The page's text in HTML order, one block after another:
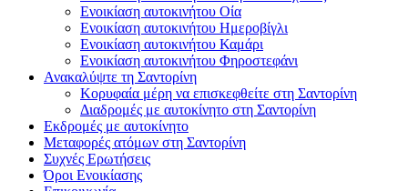
Ενοικίαση αυτοκινήτου Οία
Ενοικίαση αυτοκινήτου Ημεροβίγλι
Ενοικίαση αυτοκινήτου Καμάρι
Ενοικίαση αυτοκινήτου Φηροστεφάνι
Ανακαλύψτε τη Σαντορίνη
Κορυφαία μέρη να επισκεφθείτε στη Σαντορίνη
Διαδρομές με αυτοκίνητο στη Σαντορίνη
Εκδρομές με αυτοκίνητο
Μεταφορές ατόμων στη Σαντορίνη
Συχνές Ερωτήσεις
Όροι Ενοικίασης